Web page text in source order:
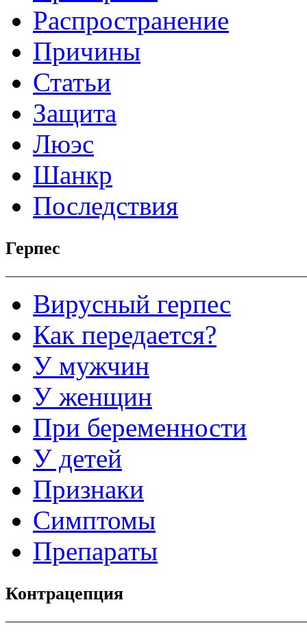
Распространение
Причины
Статьи
Защита
Люэс
Шанкр
Последствия
Герпес
Вирусный герпес
Как передается?
У мужчин
У женщин
При беременности
У детей
Признаки
Симптомы
Препараты
Контрацепция